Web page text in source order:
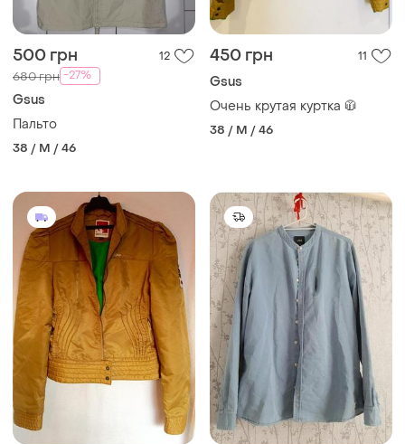
500 грн 12
680 грн -27%
Gsus
Пальто
38 / M / 46
450 грн 11
Gsus
Очень крутая куртка 🧥
38 / M / 46